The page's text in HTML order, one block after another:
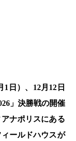
日）、12月12日
」決勝戦の開催
ナポリスにある
ールドハウスが